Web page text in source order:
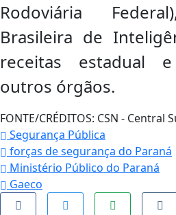
Rodoviária
Brasileira de
receitas estadual
outros órgãos.
FONTE/CRÉDITOS: CSN - Central
Segurança Pública
forças de segurança do Paraná
Ministério Público do Paraná
Gaeco